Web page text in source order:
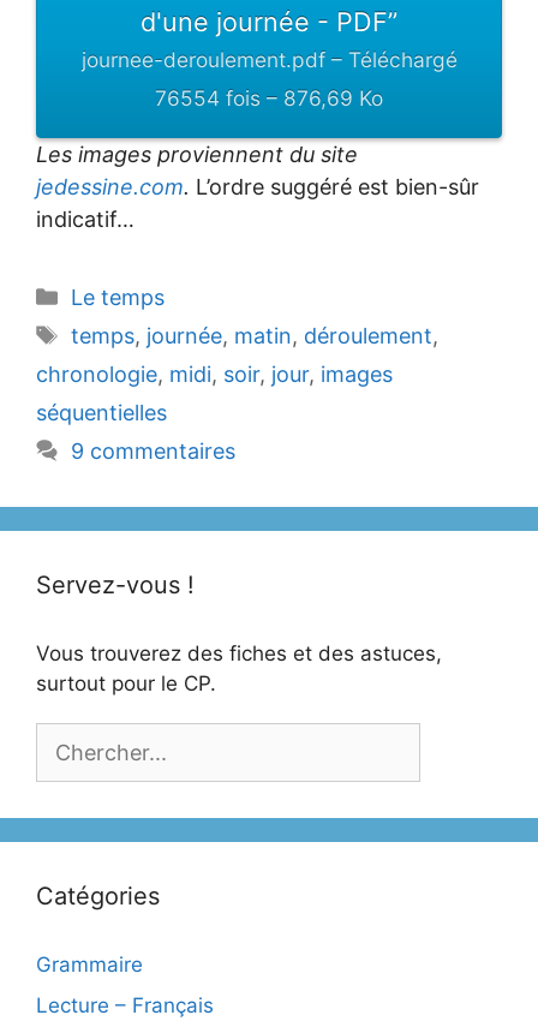
d'une journée - PDF”
journee-deroulement.pdf – Téléchargé
76554 fois – 876,69 Ko
Les images proviennent du site
jedessine.com. L’ordre suggéré est bien-sûr
indicatif…
Catégories
Le temps
Étiquettes
temps, journée, matin, déroulement,
chronologie, midi, soir, jour, images
séquentielles
9 commentaires
Servez-vous !
Vous trouverez des fiches et des astuces,
surtout pour le CP.
Catégories
Grammaire
Lecture – Français